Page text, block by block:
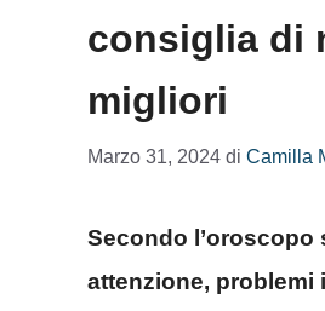
consiglia di
migliori
Marzo 31, 2024 di Camilla
Secondo
attenzione, problemi